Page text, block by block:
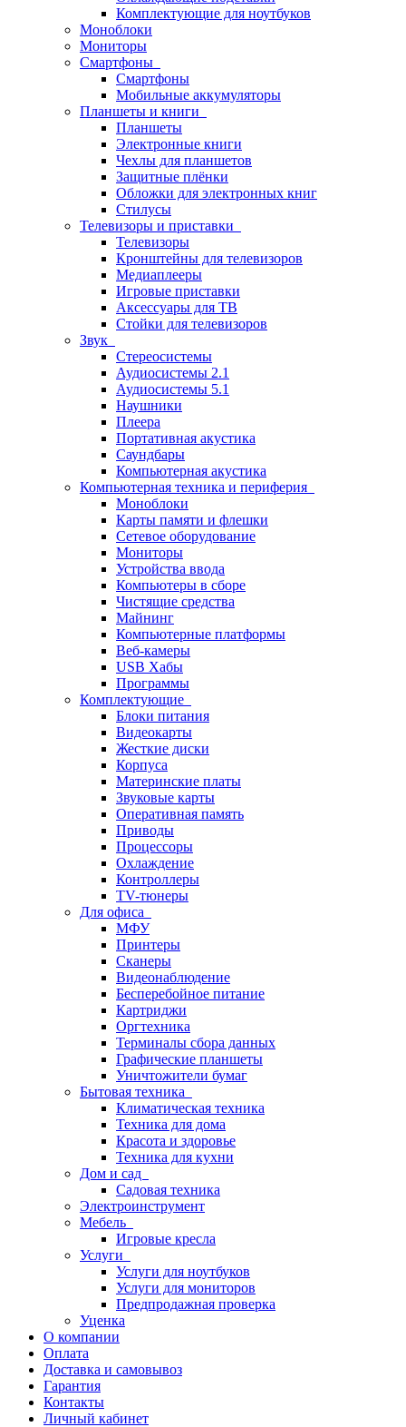
Комплектующие для ноутбуков
Моноблоки
Мониторы
Смартфоны
Смартфоны
Мобильные аккумуляторы
Планшеты и книги
Планшеты
Электронные книги
Чехлы для планшетов
Защитные плёнки
Обложки для электронных книг
Стилусы
Телевизоры и приставки
Телевизоры
Кронштейны для телевизоров
Медиаплееры
Игровые приставки
Аксессуары для ТВ
Стойки для телевизоров
Звук
Стереосистемы
Аудиосистемы 2.1
Аудиосистемы 5.1
Наушники
Плеера
Портативная акустика
Саундбары
Компьютерная акустика
Компьютерная техника и периферия
Моноблоки
Карты памяти и флешки
Сетевое оборудование
Мониторы
Устройства ввода
Компьютеры в сборе
Чистящие средства
Майнинг
Компьютерные платформы
Веб-камеры
USB Хабы
Программы
Комплектующие
Блоки питания
Видеокарты
Жесткие диски
Корпуса
Материнские платы
Звуковые карты
Оперативная память
Приводы
Процессоры
Охлаждение
Контроллеры
TV-тюнеры
Для офиса
МФУ
Принтеры
Сканеры
Видеонаблюдение
Бесперебойное питание
Картриджи
Оргтехника
Терминалы сбора данных
Графические планшеты
Уничтожители бумаг
Бытовая техника
Климатическая техника
Техника для дома
Красота и здоровье
Техника для кухни
Дом и сад
Садовая техника
Электроинструмент
Мебель
Игровые кресла
Услуги
Услуги для ноутбуков
Услуги для мониторов
Предпродажная проверка
Уценка
О компании
Оплата
Доставка и самовывоз
Гарантия
Контакты
Личный кабинет